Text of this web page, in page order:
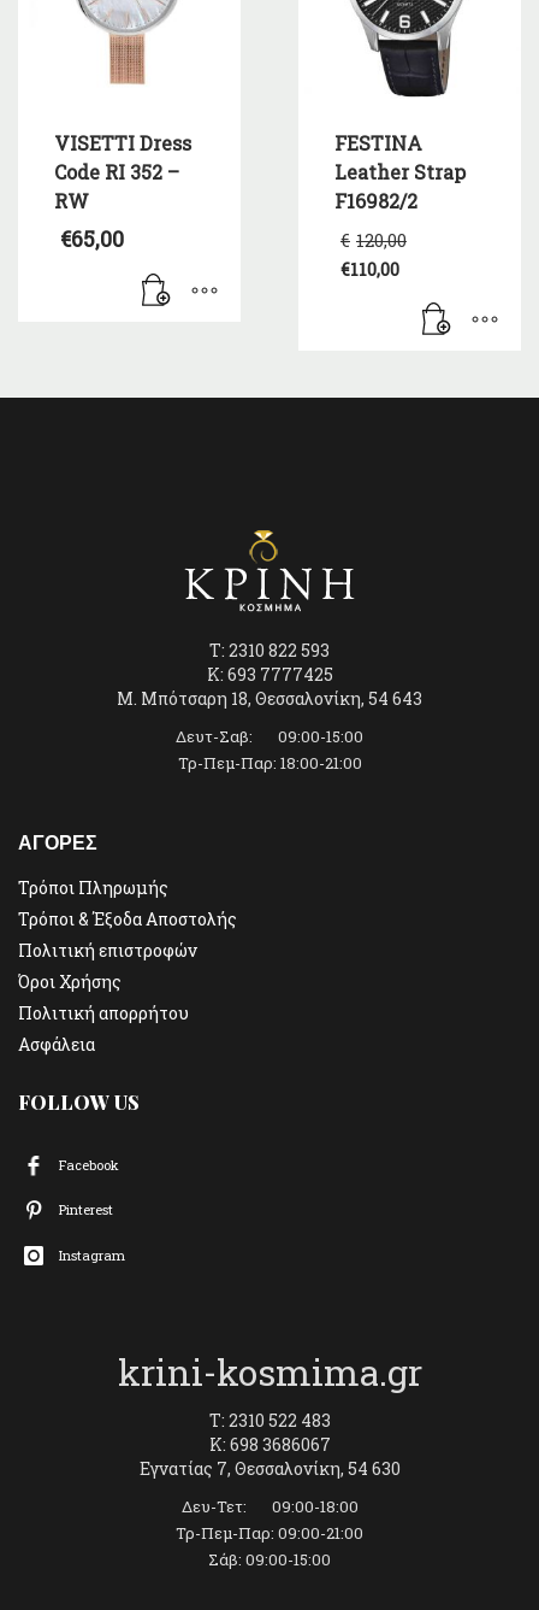
VISETTI Dress
Code RI 352 –
RW
€65,00
FESTINA
Leather Strap
F16982/2
€ 120,00
€120,00.
€110,00
τρέχουσα
T: 2310 822 593
K: 693 7777425
Μ. Μπότσαρη 18, Θεσσαλονίκη, 54 643
Δευτ-Σαβ: 09:00-15:00
Τρ-Πεμ-Παρ: 18:00-21:00
ΑΓΟΡΕΣ
Τρόποι Πληρωμής
Τρόποι & Έξοδα Αποστολής
Πολιτική επιστροφών
Όροι Χρήσης
Πολιτική απορρήτου
Ασφάλεια
FOLLOW US
Facebook
Pinterest
Instagram
krini-kosmima.gr
T: 2310 522 483
K: 698 3686067
Εγνατίας 7, Θεσσαλονίκη, 54 630
Δευ-Τετ: 09:00-18:00
Τρ-Πεμ-Παρ: 09:00-21:00
Σάβ: 09:00-15:00